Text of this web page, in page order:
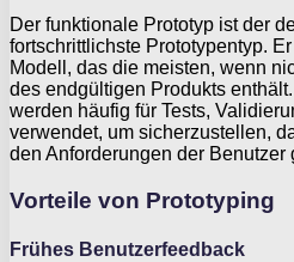
Der funktionale Prototyp ist der
fortschrittlichste Prototypentyp.
Modell, das die meisten, wenn
des endgültigen Produkts
werden häufig für Tests,
verwendet, um sicherzustellen,
den Anforderungen der Benutzer
Vorteile von Prototyping
Frühes Benutzerfeedback